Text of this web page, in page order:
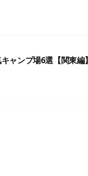
ャンプ場6選【関東編】